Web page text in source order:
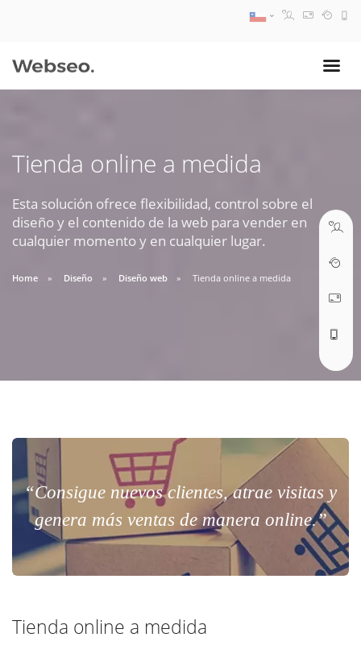
Tienda online a medida
Esta solución ofrece flexibilidad, control sobre el
diseño y el contenido de la web para vender en
cualquier momento y en cualquier lugar.
Home Diseño Diseño web Tienda online a medida
“Consigue nuevos clientes, atrae visitas y
genera más ventas de manera online.”
Tienda online a medida
09:30 AM A 18:30 PM
soporte@webseo.cl
ABRIR TICKET